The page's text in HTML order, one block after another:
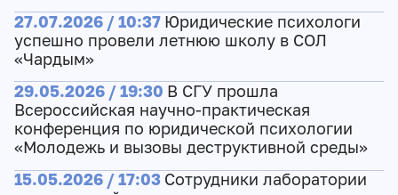
27.07.2026 / 10:37 Юридические психологи
успешно провели летнюю школу в СОЛ
«Чардым»
29.05.2026 / 19:30 В СГУ прошла
Всероссийская научно-практическая
конференция по юридической психологии
«Молодежь и вызовы деструктивной среды»
15.05.2026 / 17:03 Сотрудники лаборатории